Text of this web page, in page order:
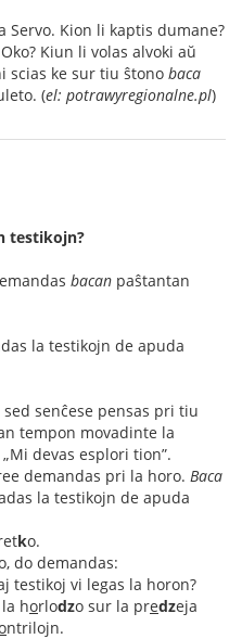
Servo. Kion li kaptis dumane?
Kiun li volas alvoki aŭ
scias ke sur tiu ŝtono baca
(el: potrawyregionalne.pl)
testikojn?
bacan paŝtantan
la testikojn de apuda
senĉese pensas pri tiu
tempon movadinte la
devas esplori tion”.
demandas pri la horo. Baca
la testikojn de apuda
ko.
do demandas:
testikoj vi legas la horon?
horlodzo sur la predzeja
ntrilojn.